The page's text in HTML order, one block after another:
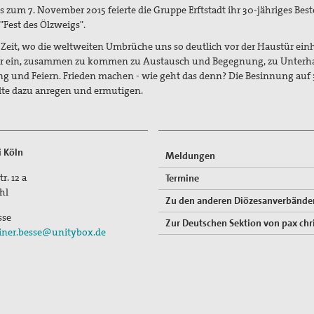
zum 7. November 2015 feierte die Gruppe Erftstadt ihr 30-jähriges
des Ölzweigs".
wo die weltweiten Umbrüche uns so deutlich vor der Haustür
ein, zusammen zu kommen zu Austausch und Begegnung, zu
und Feiern. Frieden machen - wie geht das denn? Die Besinnung auf
dazu anregen und ermutigen.
Köln
12 a
Meldungen
Termine
Zu den anderen
Zur Deutschen Sektion von pax